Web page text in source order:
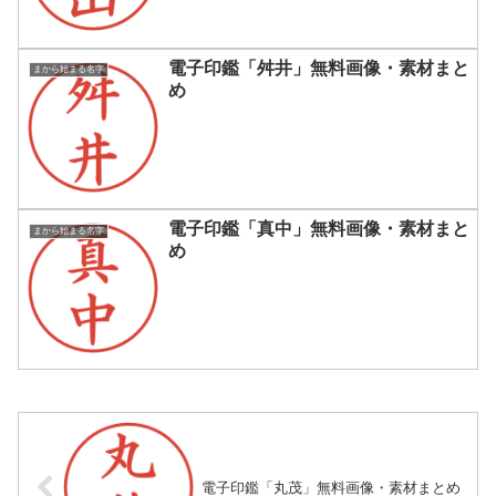
まから始まる名字
電子印鑑「舛井」無料画像・素材まと
め
まから始まる名字
電子印鑑「真中」無料画像・素材まと
め
電子印鑑「丸茂」無料画像・素材まとめ